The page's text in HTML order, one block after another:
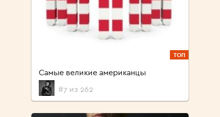
ТОП
Самые великие американцы
#7 из 262